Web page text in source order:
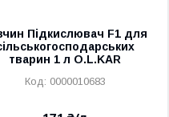
Підкислювач F1 для
тварин 1 л O.L.KAR
0000010683